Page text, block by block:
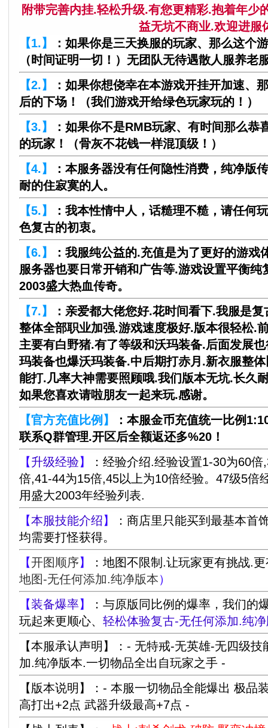
附带完善内挂.轻松升级.有您更精彩.抱着年少
益无坑不商业.欢迎进服
【1.】
：如果你是三天换服的玩家、那么这个
（时间证明一切！）无团队无待遇散人服养老
【2.】
：如果你想侥幸在本游戏开挂开加速、
后的下场！（我们游戏开给绿色玩家玩的！）
【3.】
：如果你不是RMB玩家、有时间那么恭
的玩家！（骨灰不花钱一样混顶级！）
【4.】
：本服务器没有任何隐性消费，纯净版
耐的住寂寞的人。
【5.】
：我本性情中人，话糙理不糙，请任何
色复古的初衷。
【6.】
：我服纯公益的.充值是为了更好的游戏
服务器也要日常开销和广告等.游戏设置平衡
2003盛大热血传奇。
【7.】
：亲爱都大佬您好.花时间看下.我服是
整体全部职业加强.游戏速度极好.版本很轻松.
主要有白野猪.有了等级和沃玛装备.后面发展
玛装备也爆沃玛装备.中后期打赤月.新衣服整
能打.几率大神需要照顾哦.我们版本无坑.长久
如果您喜欢请啦朋友一起来玩.感谢。
【官方充值比例】
：本服金币充值统一比例
联系Q群管理.开区后全额返还多%20！
【升级经验】
：经验介绍.经验设置1-30为60
倍,41-44为15倍,45以上为10倍经验。47级5倍
用盛大2003年经验列表.
【本服技能介绍】
：商店里只能买到最基本首
均需要打怪获得。
【开图顺序】
：地图不限制.让玩家更有挑战.
地图-无任何添加.纯净版本）
【装备爆率】
：与原版同比例的爆率，我们的
玩起来更顺心、 轻松体验复古-无任何添加.纯
【本服承认声明】：- 无特戒-无英雄-无四级
加.纯净版本.一切物品全出自玩家之手 -
【版本说明】：- 本服一切物品全能爆出 极品
高打出+2点 武器升级最高+7点 -